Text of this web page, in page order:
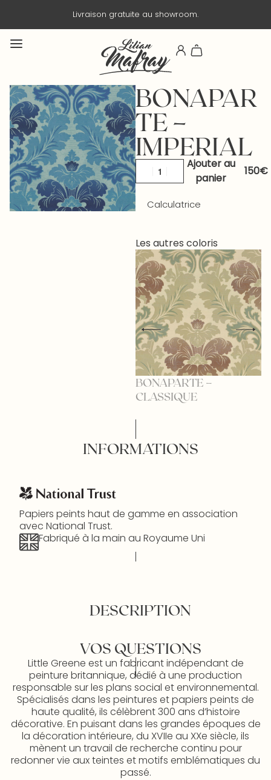
gratuite au showroom.
BONAPAR
TE –
IMPERIAL
Ajouter au
panier
Calculatrice
Les autres coloris
BONAPARTE –
CLASSIQUE
INFORMATIONS
Papiers peints haut de gamme en association
avec National Trust.
Fabriqué à la main au Royaume Uni
DESCRIPTION
VOS QUESTIONS
Little Greene est un fabricant indépendant de
peinture britannique, dédié à une production
responsable sur les plans social et environnemental.
Spécialisés dans les peintures et papiers peints de
haute qualité, ils célèbrent 300 ans d’histoire
décorative. En puisant dans les grandes époques de
la décoration intérieure, du XVIIe au XXe siècle, ils
mènent un travail de recherche continu pour
redonner vie aux teintes et motifs emblématiques du
passé.